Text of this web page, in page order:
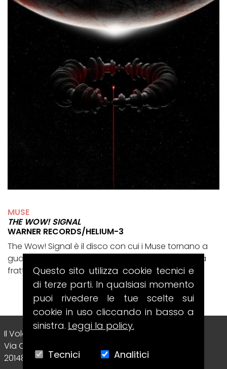
MUSE
THE WOW! SIGNAL
WARNER RECORDS/HELIUM-3
The Wow! Signal è il disco con cui i Muse tornano a
guardare il cosmo, ma lo fanno passando da una
frattura intima e totalmente...
Il Volo Srl Editore
Via Collecchio, 8
20148 - Milano (MI) - Italy
Questo sito utilizza cookie tecnici e
di terze parti. In qualsiasi momento
puoi rivedere le tue scelte sui
cookie in uso cliccando in basso a
sinistra. Leggi la policy.
Tecnici Analitici